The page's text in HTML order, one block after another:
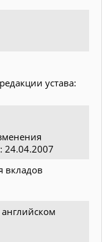
устава:
24.04.2007
вкладов